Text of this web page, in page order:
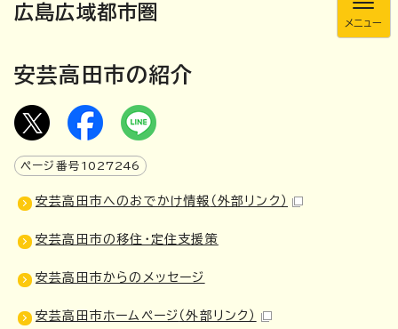
広島広域都市圏
メニュー
安芸高田市の紹介
ページ番号 1027246
安芸高田市へのおでかけ情報 （外部リンク）
安芸高田市の移住・定住支援策
安芸高田市からのメッセージ
安芸高田市ホームページ （外部リンク）